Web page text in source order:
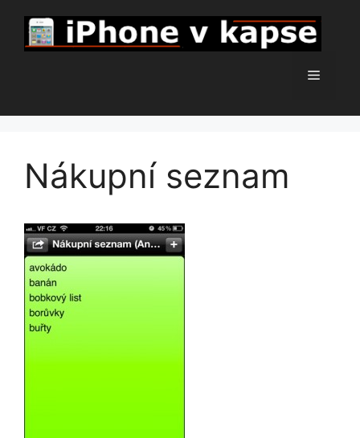
obsah
Menu
Nákupní seznam